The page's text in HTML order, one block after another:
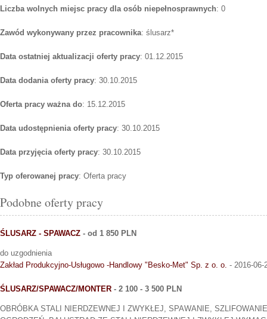
Liczba wolnych miejsc pracy dla osób niepełnosprawnych: 0
Zawód wykonywany przez pracownika: ślusarz*
Data ostatniej aktualizacji oferty pracy: 01.12.2015
Data dodania oferty pracy: 30.10.2015
Oferta pracy ważna do: 15.12.2015
Data udostępnienia oferty pracy: 30.10.2015
Data przyjęcia oferty pracy: 30.10.2015
Typ oferowanej pracy: Oferta pracy
Podobne oferty pracy
ŚLUSARZ - SPAWACZ - od 1 850 PLN
do uzgodnienia
Zakład Produkcyjno-Usługowo -Handlowy "Besko-Met" Sp. z o. o. - 2016-
ŚLUSARZ/SPAWACZ/MONTER - 2 100 - 3 500 PLN
OBRÓBKA STALI NIERDZEWNEJ I ZWYKŁEJ, SPAWANIE,